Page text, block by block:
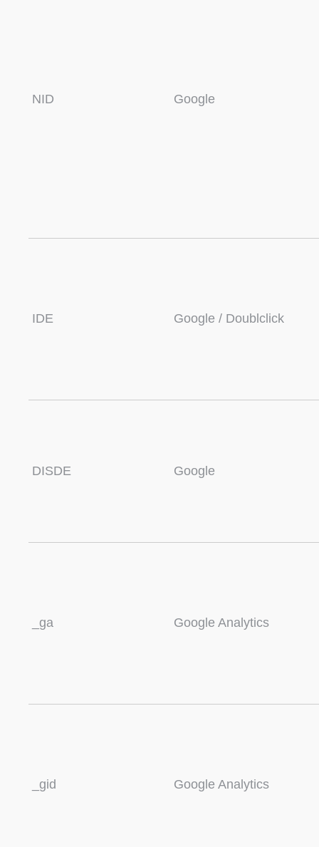
NID Google
IDE Google / Doublclick
DISDE Google
_ga Google Analytics
_gid Google Analytics